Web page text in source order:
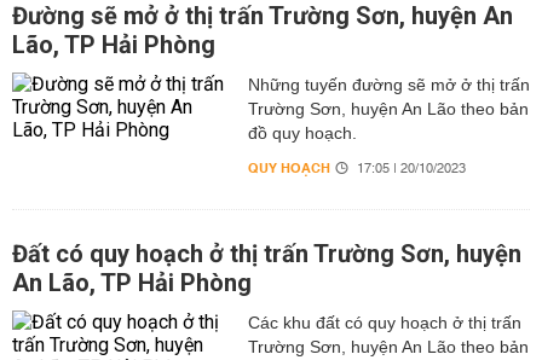
Đường sẽ mở ở thị trấn Trường Sơn, huyện An
Lão, TP Hải Phòng
Những tuyến đường sẽ mở ở thị trấn
Trường Sơn, huyện An Lão theo bản
đồ quy hoạch.
QUY HOẠCH 17:05 | 20/10/2023
Đất có quy hoạch ở thị trấn Trường Sơn, huyện
An Lão, TP Hải Phòng
Các khu đất có quy hoạch ở thị trấn
Trường Sơn, huyện An Lão theo bản